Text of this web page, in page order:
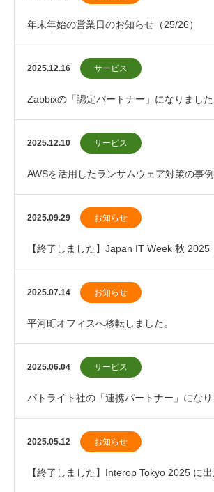
年末年始の営業日のお知らせ（25/26）
2025.12.16 サービス
Zabbixの「認定パートナー」になりました
2025.12.10 サービス
AWSを活用したランサムウェア対策の事
た。
2025.09.29 お知らせ
【終了しました】Japan IT Week 秋 2025
に出展します。
2025.07.14 お知らせ
平河町オフィスへ移転しました。
2025.06.04 サービス
パトライト社の「連携パートナー」になり
2025.05.12 お知らせ
【終了しました】Interop Tokyo 2025 に